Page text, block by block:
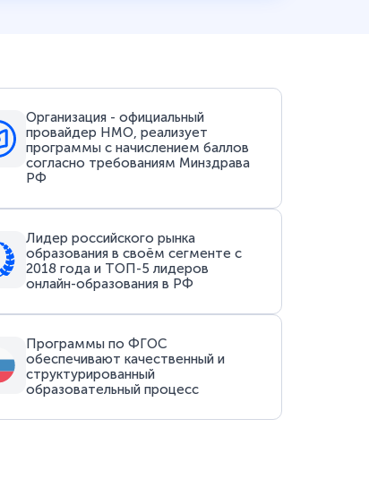
Организация - официальный
провайдер НМО, реализует
программы с начислением баллов
согласно требованиям Минздрава
РФ
Лидер российского рынка
образования в своём сегменте с
2018 года и ТОП-5 лидеров
онлайн-образования в РФ
Программы по ФГОС
обеспечивают качественный и
структурированный
образовательный процесс